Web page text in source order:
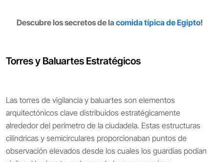
Descubre los secretos de la comida típica de Egipto!
Torres y Baluartes Estratégicos
Las torres de vigilancia y baluartes son elementos
arquitectónicos clave distribuidos estratégicamente
alrededor del perímetro de la ciudadela. Estas estructuras
cilíndricas y semicirculares proporcionaban puntos de
observación elevados desde los cuales los guardias podían